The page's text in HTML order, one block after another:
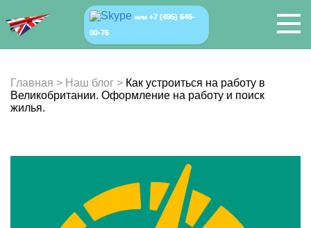
или +7 (495) 646-
00-76
Главная > Наш блог > Как устроиться на работу в
Великобритании. Оформление на работу и поиск
жилья.